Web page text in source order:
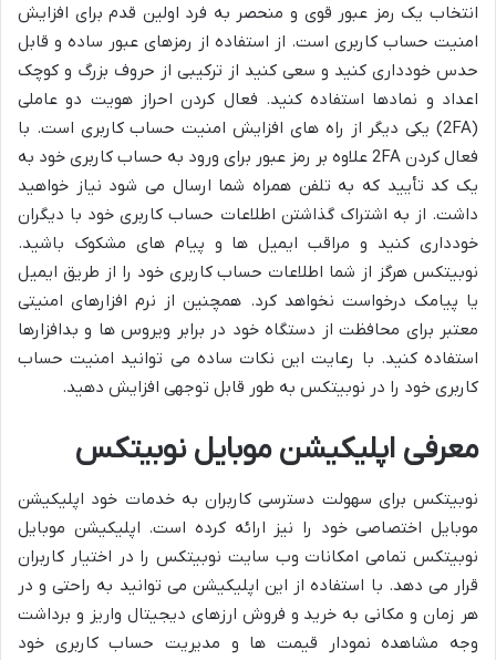
انتخاب یک رمز عبور قوی و منحصر به فرد اولین قدم برای افزایش
امنیت حساب کاربری است. از استفاده از رمزهای عبور ساده و قابل
حدس خودداری کنید و سعی کنید از ترکیبی از حروف بزرگ و کوچک
اعداد و نمادها استفاده کنید. فعال کردن احراز هویت دو عاملی
(2FA) یکی دیگر از راه های افزایش امنیت حساب کاربری است. با
فعال کردن 2FA علاوه بر رمز عبور برای ورود به حساب کاربری خود به
یک کد تأیید که به تلفن همراه شما ارسال می شود نیاز خواهید
داشت. از به اشتراک گذاشتن اطلاعات حساب کاربری خود با دیگران
خودداری کنید و مراقب ایمیل ها و پیام های مشکوک باشید.
نوبیتکس هرگز از شما اطلاعات حساب کاربری خود را از طریق ایمیل
یا پیامک درخواست نخواهد کرد. همچنین از نرم افزارهای امنیتی
معتبر برای محافظت از دستگاه خود در برابر ویروس ها و بدافزارها
استفاده کنید. با رعایت این نکات ساده می توانید امنیت حساب
کاربری خود را در نوبیتکس به طور قابل توجهی افزایش دهید.
معرفی اپلیکیشن موبایل نوبیتکس
نوبیتکس برای سهولت دسترسی کاربران به خدمات خود اپلیکیشن
موبایل اختصاصی خود را نیز ارائه کرده است. اپلیکیشن موبایل
نوبیتکس تمامی امکانات وب سایت نوبیتکس را در اختیار کاربران
قرار می دهد. با استفاده از این اپلیکیشن می توانید به راحتی و در
هر زمان و مکانی به خرید و فروش ارزهای دیجیتال واریز و برداشت
وجه مشاهده نمودار قیمت ها و مدیریت حساب کاربری خود